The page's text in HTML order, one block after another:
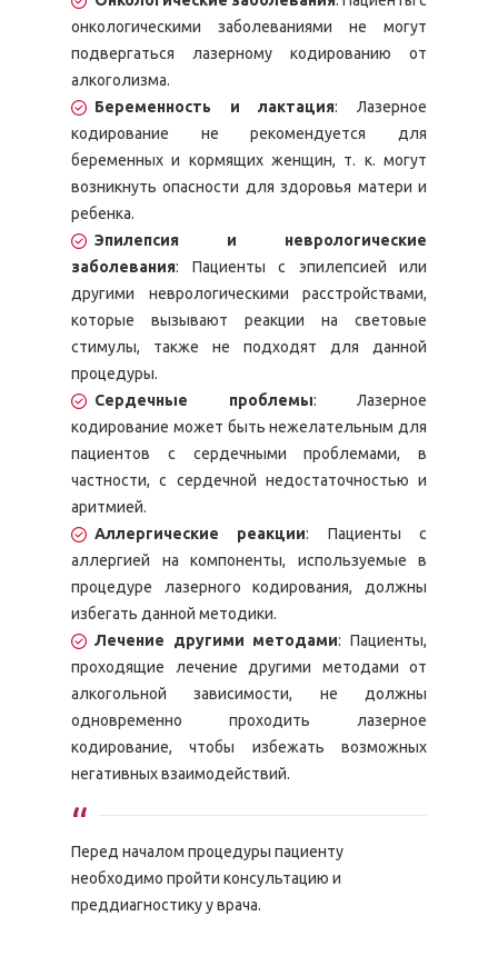
онкологическими заболеваниями не могут
подвергаться лазерному кодированию от
алкоголизма.
Беременность и лактация: Лазерное
кодирование не рекомендуется для
беременных и кормящих женщин, т. к. могут
возникнуть опасности для здоровья матери и
ребенка.
Эпилепсия и неврологические
заболевания: Пациенты с эпилепсией или
другими неврологическими расстройствами,
которые вызывают реакции на световые
стимулы, также не подходят для данной
процедуры.
Сердечные проблемы: Лазерное
кодирование может быть нежелательным для
пациентов с сердечными проблемами, в
частности, с сердечной недостаточностью и
аритмией.
Аллергические реакции: Пациенты с
аллергией на компоненты, используемые в
процедуре лазерного кодирования, должны
избегать данной методики.
Лечение другими методами: Пациенты,
проходящие лечение другими методами от
алкогольной зависимости, не должны
одновременно проходить лазерное
кодирование, чтобы избежать возможных
негативных взаимодействий.
Перед началом процедуры пациенту
необходимо пройти консультацию и
преддиагностику у врача.